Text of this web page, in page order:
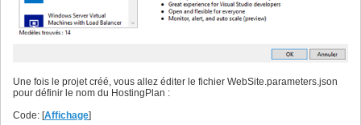
Une fois le projet créé, vous allez éditer le fichier WebSite.parameters.json
pour définir le nom du HostingPlan :
Code: [Affichage]